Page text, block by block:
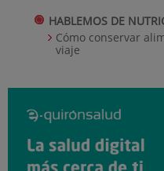
HABLEMOS DE
Cómo conservar
viaje